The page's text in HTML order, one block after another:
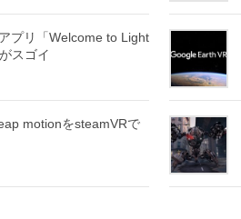
プリ「Welcome to Light
スゴイ
motionをsteamVRで